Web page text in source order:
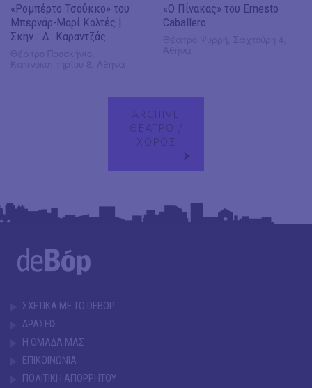
«Ρομπέρτο Τσούκκο» του
Μπερνάρ-Μαρί Κολτές |
Σκην.: Δ. Καραντζάς
«Ο Πίνακας» του Ernesto
Caballero
ARCHIVE
ΘΕΑΤΡΟ /
ΧΟΡΟΣ
ΣΧΕΤΙΚΑ ΜΕ ΤΟ DEBOP
ΔΡΑΣΕΙΣ
Η ΟΜΑΔΑ ΜΑΣ
ΕΠΙΚΟΙΝΩΝΙΑ
ΠΟΛΙΤΙΚΗ ΑΠΟΡΡΗΤΟΥ